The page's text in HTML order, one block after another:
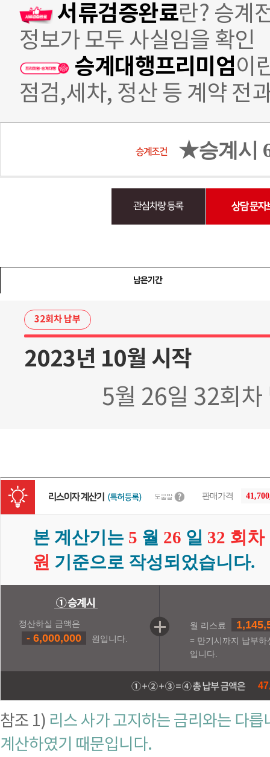
서류검증완료란? 승계
정보가 모두 사실임을 확인
승계대행프리미엄이
점검,세차, 정산 등 계약 전
★승계시
남은기간
32회차 납부
2023년 10월 시작
5월 26일 32회
본 계산기는 5 월 26 일 32 회차
원 기준으로 작성되었습니다.
판매가격
정산하실 금액은
- 6,000,000 원입니다.
월 리스료
= 만기시까지 납부
입니다.
참조 1) 리스 사가 고지하는 금리와는 다
계산하였기 때문입니다.